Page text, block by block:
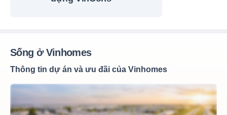
Sống ở Vinhomes
Thông tin dự án và ưu đãi của Vinhomes